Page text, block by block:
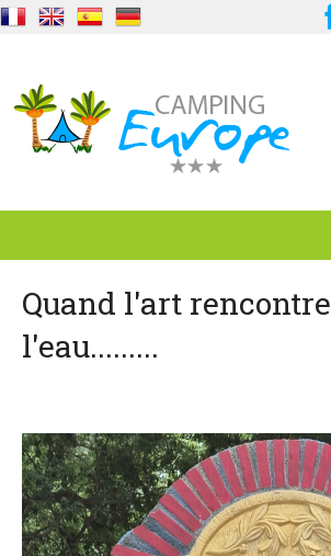
Situation
Ambiance
Contact
Coordonnées et accès
Formulaire de contact
Quand l'art rencontre
l'eau.........